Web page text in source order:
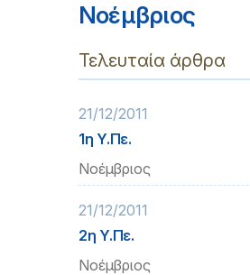
Νοέμβριος
Τελευταία άρθρα
21/12/2011
1η Υ.Πε.
Νοέμβριος
21/12/2011
2η Υ.Πε.
Νοέμβριος